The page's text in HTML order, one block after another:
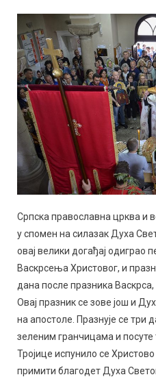
Српска православна црква и
у спомен на силазак Духа
овај велики догађај одиграо
Васкрсења Христовог, и
дана после празника
Овај празник се зове још и
на апостоле. Празнује се три
зеленим гранчицама и
Тројице испунило се
примити благодет Духа